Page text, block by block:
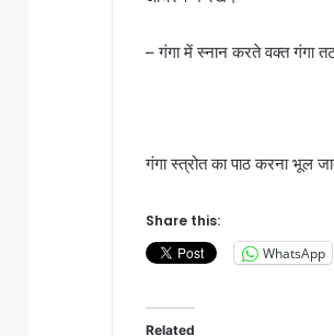
– गंगा में स्नान करते वक्त गंगा
गंगा स्त्रोत का पाठ करना भूल
Share this:
WhatsApp
Related